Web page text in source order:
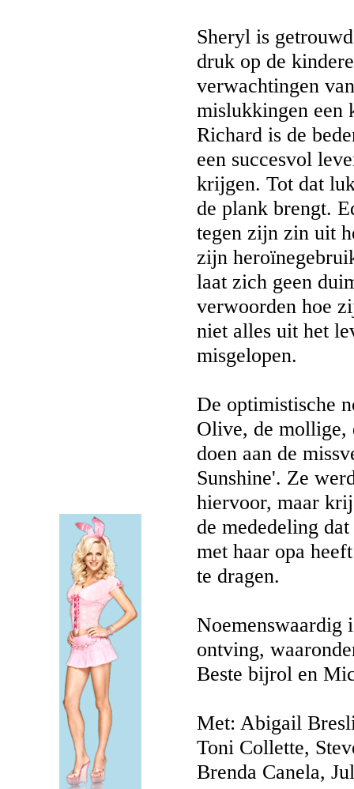
Sheryl is
druk op de
verwachtingen
mislukkingen een
Richard is de
een succesvol
krijgen. Tot dat
de plank brengt.
tegen zijn zin uit
zijn
laat zich geen
verwoorden hoe
niet alles uit het
misgelopen.
De optimistische
Olive, de mollige,
doen aan de
Sunshine'. Ze
hiervoor, maar
de mededeling
met haar opa
te dragen.
ontving,
Beste bijrol en
Met: Abigail
Toni Collette,
Brenda Canela,